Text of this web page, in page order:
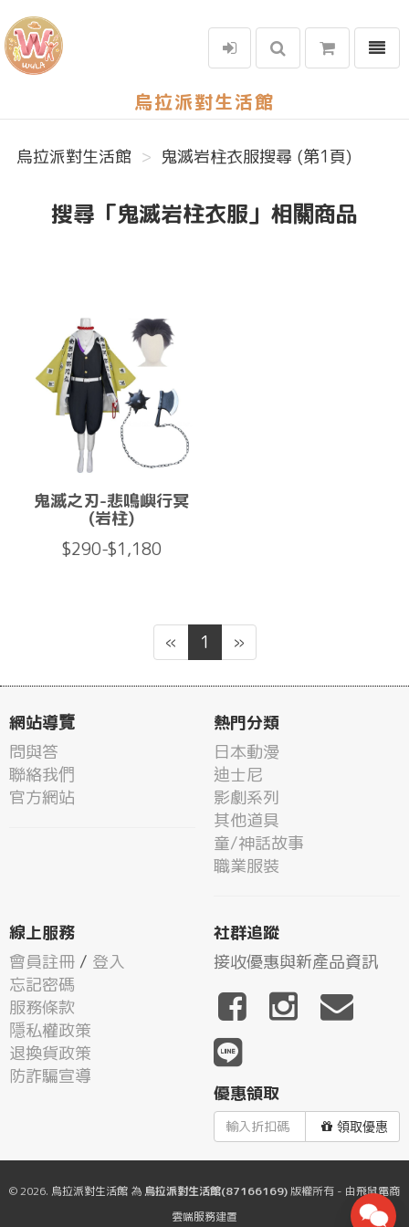
烏拉派對生活館
選單
烏拉派對生活館 鬼滅岩柱衣服搜尋 (第1頁)
搜尋「鬼滅岩柱衣服」相關商品
鬼滅之刃-悲鳴嶼行冥
(岩柱)
$290-$1,180
« 1 »
網站導覽
問與答
聯絡我們
官方網站
熱門分類
日本動漫
迪士尼
影劇系列
其他道具
童/神話故事
職業服裝
線上服務
會員註冊 / 登入
忘記密碼
服務條款
隱私權政策
退換貨政策
防詐騙宣導
社群追蹤
接收優惠與新產品資訊
優惠領取
領取優惠
© 2026. 烏拉派對生活館 為 烏拉派對生活館(87166169)版權所有 - 由飛鼠電商
雲端服務建置